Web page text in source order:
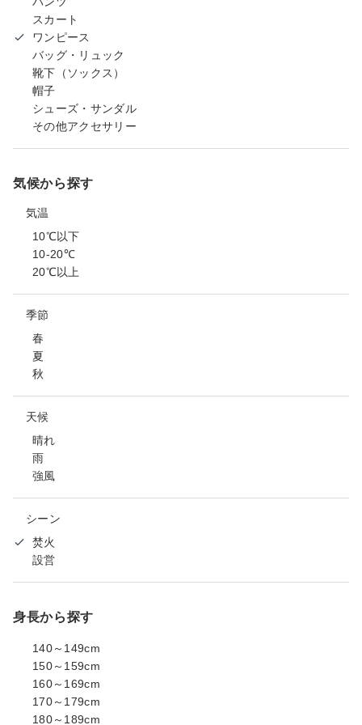
スカート
ワンピース
バッグ・リュック
靴下（ソックス）
帽子
シューズ・サンダル
その他アクセサリー
気候から探す
気温
10℃以下
10-20℃
20℃以上
季節
春
夏
秋
天候
晴れ
雨
強風
シーン
焚火
設営
身長から探す
140～149cm
150～159cm
160～169cm
170～179cm
180～189cm